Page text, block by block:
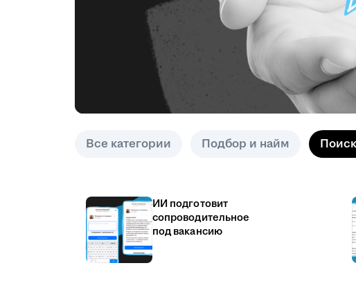
Все категории Подбор и найм
ИИ подготовит
сопроводительное
под вакансию